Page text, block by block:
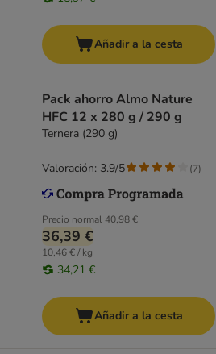
Añadir a la cesta
Pack ahorro Almo Nature
HFC 12 x 280 g / 290 g
Ternera (290 g)
Precio normal40,98 €
36,39 €
10,46 € / kg
34,21 €
Valoración: 3.9/5 (7)
Añadir a la cesta